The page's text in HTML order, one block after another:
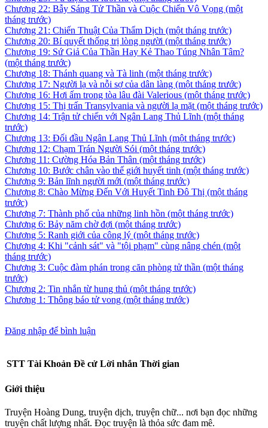
Chương 22: Bẫy Sáng Tử Thần và Cuộc Chiến Vô Vọng (một
tháng trước)
Chương 21: Chiến Thuật Của Thẩm Dịch (một tháng trước)
Chương 20: Bí quyết thống trị lòng người (một tháng trước)
Chương 19: Sứ Giả Của Thần Hay Kẻ Thao Túng Nhân Tâm?
(một tháng trước)
Chương 18: Thánh quang và Tà linh (một tháng trước)
Chương 17: Người lạ và nỗi sợ của dân làng (một tháng trước)
Chương 16: Hơi ấm trong tòa lâu đài Valerious (một tháng trước)
Chương 15: Thị trấn Transylvania và người lạ mặt (một tháng trước)
Chương 14: Trận tử chiến với Ngân Lang Thủ Lĩnh (một tháng
trước)
Chương 13: Đối đầu Ngân Lang Thủ Lĩnh (một tháng trước)
Chương 12: Chạm Trán Người Sói (một tháng trước)
Chương 11: Cường Hóa Bản Thân (một tháng trước)
Chương 10: Bước chân vào thế giới huyết tinh (một tháng trước)
Chương 9: Bản lĩnh người mới (một tháng trước)
Chương 8: Chào Mừng Đến Với Huyết Tinh Đô Thị (một tháng
trước)
Chương 7: Thành phố của những linh hồn (một tháng trước)
Chương 6: Bảy năm chờ đợi (một tháng trước)
Chương 5: Ranh giới của công lý (một tháng trước)
Chương 4: Khi "cảnh sát" và "tội phạm" cùng nâng chén (một
tháng trước)
Chương 3: Cuộc đàm phán trong căn phòng tử thần (một tháng
trước)
Chương 2: Tin nhắn từ hung thủ (một tháng trước)
Chương 1: Thông báo tử vong (một tháng trước)
Đăng nhập để bình luận
STT Tài Khoản Đề cử Lời nhắn Thời gian
Giới thiệu
Truyện Hoàng Dung, truyện dịch, truyện chữ... nơi bạn đọc những
truyện chất lượng nhất. Đọc truyện là thỏa sức đam mê.